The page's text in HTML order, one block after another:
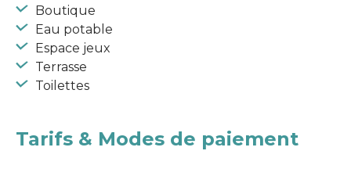
Boutique
Eau potable
Espace jeux
Terrasse
Toilettes
Tarifs & Modes de paiement